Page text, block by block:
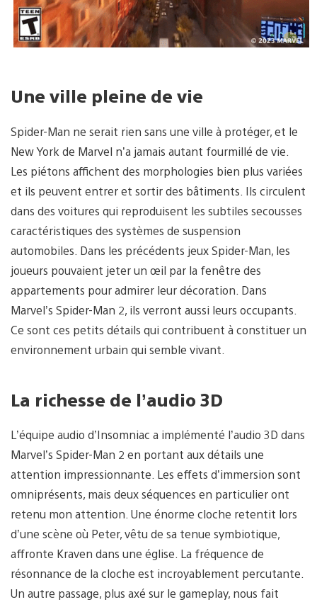
Une ville pleine de vie
Spider-Man ne serait rien sans une ville à protéger, et le
New York de Marvel n’a jamais autant fourmillé de vie.
Les piétons affichent des morphologies bien plus variées
et ils peuvent entrer et sortir des bâtiments. Ils circulent
dans des voitures qui reproduisent les subtiles secousses
caractéristiques des systèmes de suspension
automobiles. Dans les précédents jeux Spider-Man, les
joueurs pouvaient jeter un œil par la fenêtre des
appartements pour admirer leur décoration. Dans
Marvel’s Spider-Man 2, ils verront aussi leurs occupants.
Ce sont ces petits détails qui contribuent à constituer un
environnement urbain qui semble vivant.
La richesse de l’audio 3D
L’équipe audio d’Insomniac a implémenté l’audio 3D dans
Marvel’s Spider-Man 2 en portant aux détails une
attention impressionnante. Les effets d’immersion sont
omniprésents, mais deux séquences en particulier ont
retenu mon attention. Une énorme cloche retentit lors
d’une scène où Peter, vêtu de sa tenue symbiotique,
affronte Kraven dans une église. La fréquence de
résonnance de la cloche est incroyablement percutante.
Un autre passage, plus axé sur le gameplay, nous fait